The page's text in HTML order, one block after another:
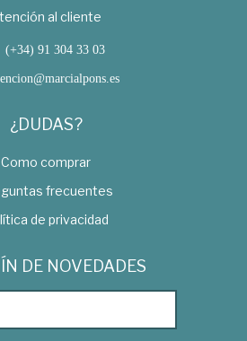
al cliente
(+34) 91 304 33 03
¿DUDAS?
Como comprar
frecuentes
de privacidad
DE NOVEDADES